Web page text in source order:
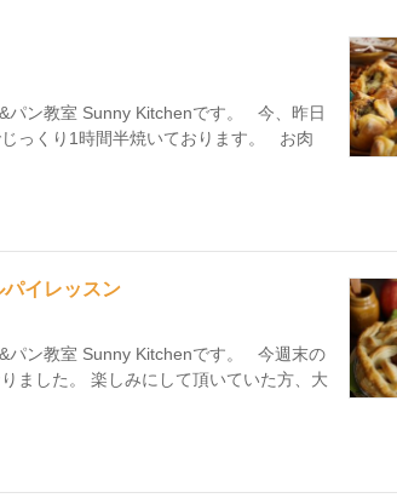
ン教室 Sunny Kitchenです。 今、昨日
っくり1時間半焼いております。 お肉
パイレッスン
パン教室 Sunny Kitchenです。 今週末の
ました。 楽しみにして頂いていた方、大